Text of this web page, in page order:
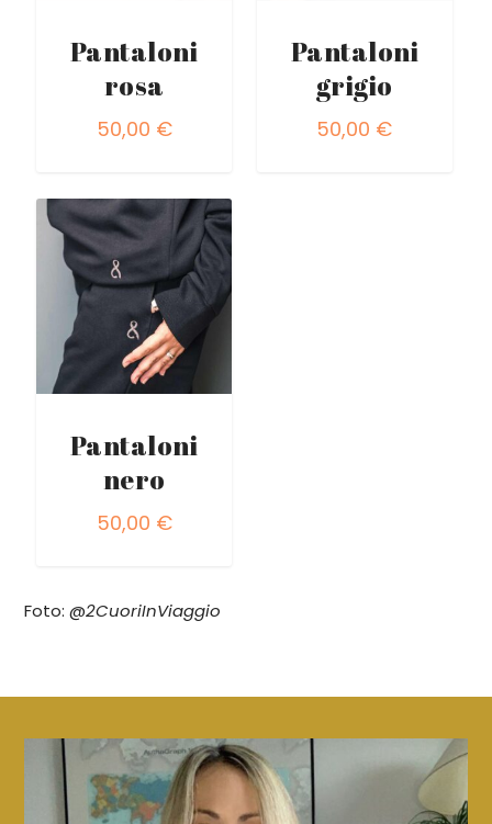
Pantaloni
rosa
50,00 €
Pantaloni
grigio
50,00 €
Pantaloni
nero
50,00 €
Foto: @2CuoriInViaggio